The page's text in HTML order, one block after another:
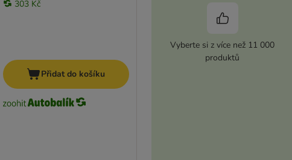
303 Kč
Přidat do košíku
Vyberte si z více než 11 000
produktů